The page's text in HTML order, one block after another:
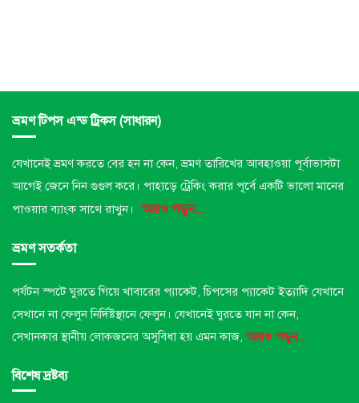
ভ্রমণ টিপস এন্ড ট্রিকস (সাধারন)
যেখানেই ভ্রমণ করতে বের হন না কেন, ভ্রমণ তারিখের আবহাওয়া পূর্বাভাসটা
আগেই জেনে নিন গুগুল করে। পাহাড়ে ট্রেকিং করার পূর্বে একটি ভালো মানের
পাওয়ার ব্যাংক সাথে রাখুন।
আরও পড়ুন...
ভ্রমণ সতর্কতা
পর্যটন স্পটে ঘুরতে গিয়ে খাবারের প্যাকেট, চিপসের প্যাকেট ইত্যাদি যেখানে
সেখানে না ফেলুন নির্দিষ্টস্থানে ফেলুন। যেখানেই ঘুরতে যান না কেন,
সেখানকার স্থানীয় লোকজনের অসুবিধা হয় এমন কাজ,আরও পড়ুন...
বিশেষ দ্রষ্টব্য